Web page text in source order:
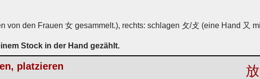
von den Frauen 女 gesammelt.), rechts: schlagen 攵/攴 (eine Hand 又
Stock in der Hand gezählt.
platzieren 放